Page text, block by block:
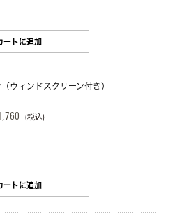
ートに追加
ウィンドスクリーン付き）
(税込)
ートに追加